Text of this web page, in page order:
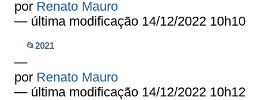
por Renato Mauro
— última modificação 14/12/2022 10h10
📂2021
—
por Renato Mauro
— última modificação 14/12/2022 10h12